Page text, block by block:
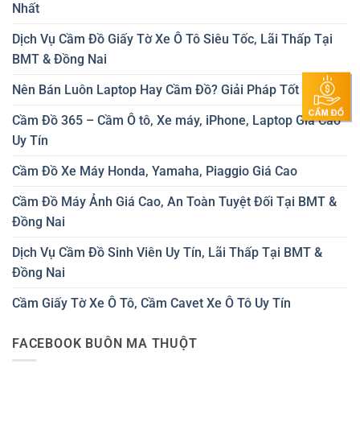
Nhất
Dịch Vụ Cầm Đồ Giấy Tờ Xe Ô Tô Siêu Tốc, Lãi Thấp Tại
BMT & Đồng Nai
Nên Bán Luôn Laptop Hay Cầm Đồ? Giải Pháp Tốt Nhất
Cầm Đồ 365 – Cầm Ô tô, Xe máy, iPhone, Laptop Giá Cao
Uy Tín
Cầm Đồ Xe Máy Honda, Yamaha, Piaggio Giá Cao
Cầm Đồ Máy Ảnh Giá Cao, An Toàn Tuyệt Đối Tại BMT &
Đồng Nai
Dịch Vụ Cầm Đồ Sinh Viên Uy Tín, Lãi Thấp Tại BMT &
Đồng Nai
Cầm Giấy Tờ Xe Ô Tô, Cầm Cavet Xe Ô Tô Uy Tín
FACEBOOK BUÔN MA THUỘT